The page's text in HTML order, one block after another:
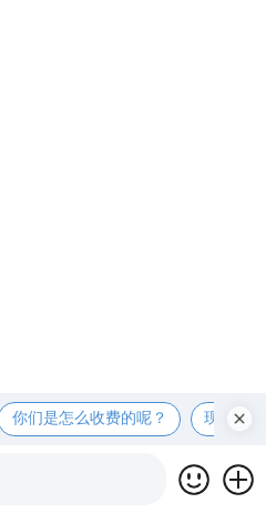
你们是怎么收费的呢？ 现在有